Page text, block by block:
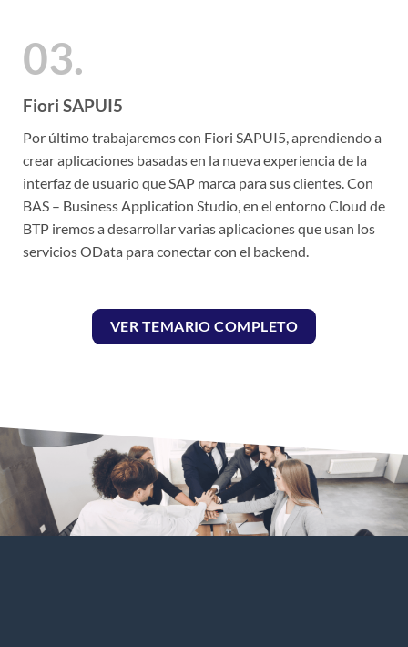
03.
Fiori SAPUI5
Por último trabajaremos con Fiori SAPUI5, aprendiendo a
crear aplicaciones basadas en la nueva experiencia de la
interfaz de usuario que SAP marca para sus clientes. Con
BAS – Business Application Studio, en el entorno Cloud de
BTP iremos a desarrollar varias aplicaciones que usan los
servicios OData para conectar con el backend.
VER TEMARIO COMPLETO